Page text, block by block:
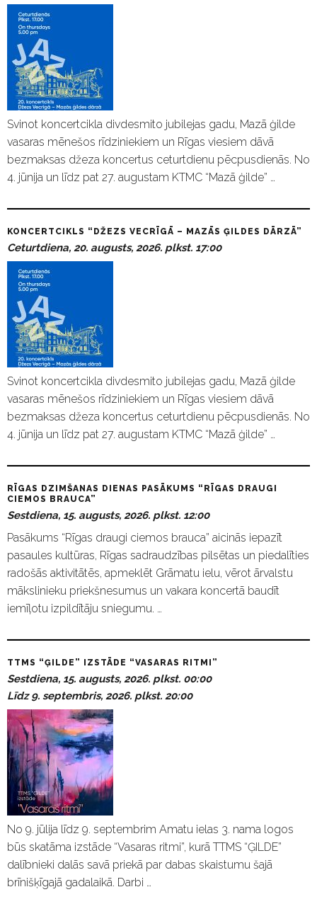
Svinot koncertcikla divdesmito jubilejas gadu, Mazā ģilde
vasaras mēnešos rīdziniekiem un Rīgas viesiem dāvā
bezmaksas džeza koncertus ceturtdienu pēcpusdienās. No
4. jūnija un līdz pat 27. augustam KTMC “Mazā ģilde” …
KONCERTCIKLS “DŽEZS VECRĪGĀ – MAZĀS ĢILDES DĀRZĀ”
Ceturtdiena, 20. augusts, 2026. plkst. 17:00
Svinot koncertcikla divdesmito jubilejas gadu, Mazā ģilde
vasaras mēnešos rīdziniekiem un Rīgas viesiem dāvā
bezmaksas džeza koncertus ceturtdienu pēcpusdienās. No
4. jūnija un līdz pat 27. augustam KTMC “Mazā ģilde” …
RĪGAS DZIMŠANAS DIENAS PASĀKUMS “RĪGAS DRAUGI
CIEMOS BRAUCA”
Sestdiena, 15. augusts, 2026. plkst. 12:00
Pasākums “Rīgas draugi ciemos brauca” aicinās iepazīt
pasaules kultūras, Rīgas sadraudzības pilsētas un piedalīties
radošās aktivitātēs, apmeklēt Grāmatu ielu, vērot ārvalstu
mākslinieku priekšnesumus un vakara koncertā baudīt
iemīļotu izpildītāju sniegumu. …
TTMS “ĢILDE” IZSTĀDE “VASARAS RITMI”
Sestdiena, 15. augusts, 2026. plkst. 00:00
Līdz 9. septembris, 2026. plkst. 20:00
No 9. jūlija līdz 9. septembrim Amatu ielas 3. nama logos
būs skatāma izstāde “Vasaras ritmi”, kurā TTMS “ĢILDE”
dalībnieki dalās savā priekā par dabas skaistumu šajā
brīnišķīgajā gadalaikā. Darbi …